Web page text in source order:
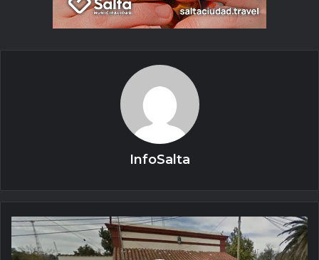
InfoSalta